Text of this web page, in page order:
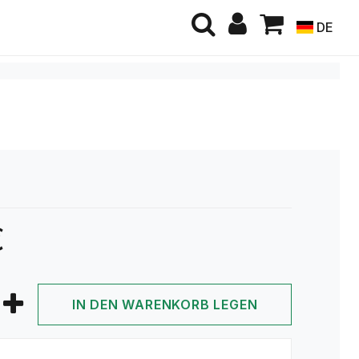
DE
IN DEN WARENKORB LEGEN